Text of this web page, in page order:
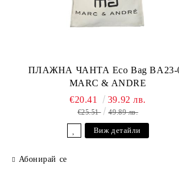
ПЛАЖНА ЧАНТА Eco Bag BA23-
MARC & ANDRE
€20.41 39.92 лв.
€25.51 49.89 лв.
Виж детайли
Абонирай се